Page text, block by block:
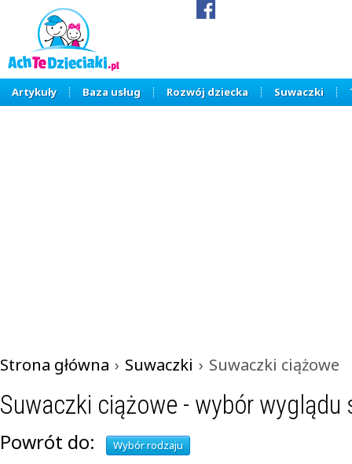
Artykuły Baza usług Rozwój dziecka Suwaczki
Strona główna › Suwaczki › Suwaczki ciążowe
Suwaczki ciążowe - wybór wyglądu
Powrót do: Wybór rodzaju